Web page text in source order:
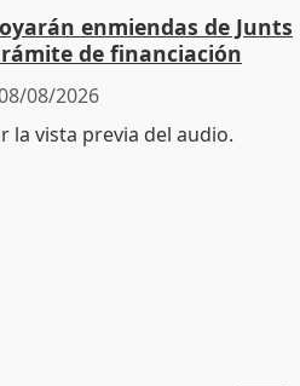
enmiendas de Junts
de financiación
08/2026